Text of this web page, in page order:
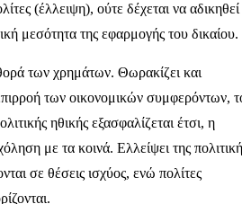
(έλλειψη), ούτε δέχεται να αδικηθεί
μεσότητα της εφαρμογής του δικαίου.
των χρημάτων. Θωρακίζει και
των οικονομικών συμφερόντων,
ηθικής εξασφαλίζεται έτσι, η
με τα κοινά. Ελλείψει της
σε θέσεις ισχύος, ενώ πολίτες